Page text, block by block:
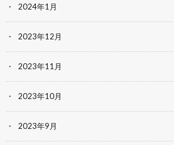
2024年1月
2023年12月
2023年11月
2023年10月
2023年9月